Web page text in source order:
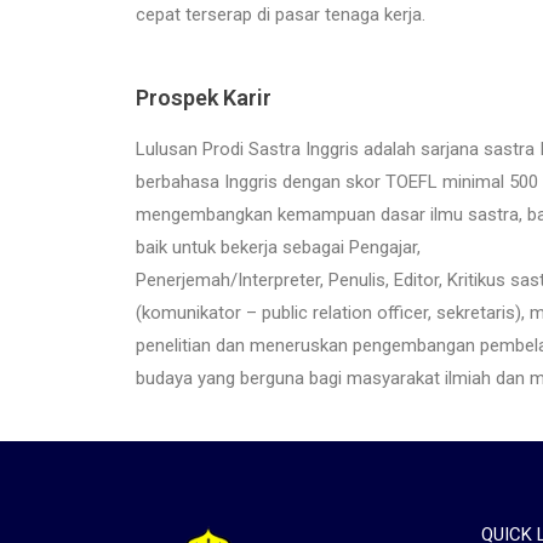
cepat terserap di pasar tenaga kerja.
Prospek Karir
Lulusan Prodi Sastra Inggris adalah sarjana
berbahasa Inggris dengan skor TOEFL minimal
mengembangkan kemampuan dasar ilmu sastra,
baik untuk bekerja sebagai Pengajar,
Penerjemah/Interpreter, Penulis, Editor, Kritikus
(komunikator – public relation officer, sekretaris),
penelitian dan meneruskan pengembangan
budaya yang berguna bagi masyarakat ilmiah dan
QUICK